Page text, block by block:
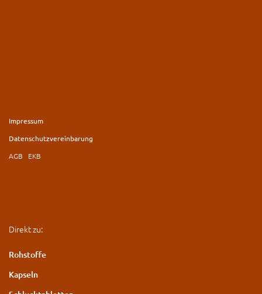
Impressum
Datenschutzvereinbarung
AGB
EKB
Direkt zu:
Rohstoffe
Kapseln